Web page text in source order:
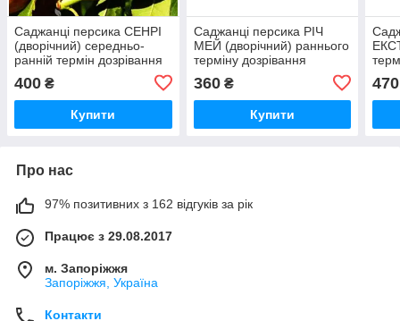
Саджанці персика СЕНРІ
(дворічний) середньо-
ранній термін дозрівання
400 ₴
Купити
Саджанці персика РІЧ
МЕЙ (дворічний) раннього
терміну дозрівання
360₴
Купити
470
Про нас
97% позитивних з 162 відгуків за рік
Працює з 29.08.2017
м. Запоріжжя
Запоріжжя, Україна
Контакти